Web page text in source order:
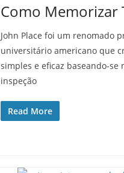
Como Memorizar
John Place foi um renomado
universitário americano que
simples e eficaz baseando-se
inspeção
Read More